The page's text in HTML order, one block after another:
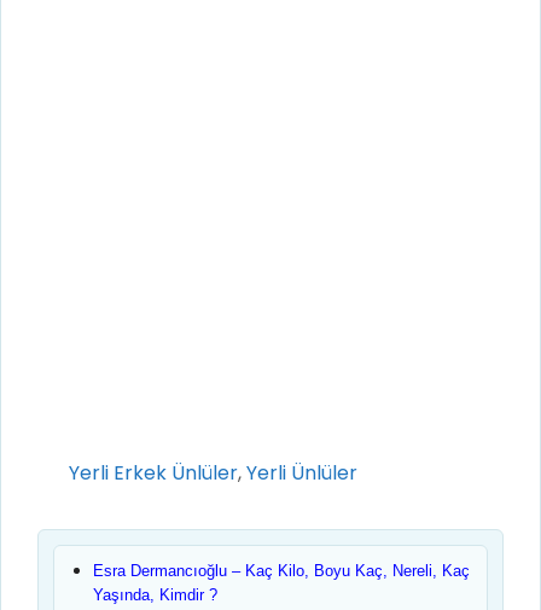
Kategoriler
Yerli Erkek Ünlüler,Yerli Ünlüler
Esra Dermancıoğlu – Kaç Kilo, Boyu Kaç, Nereli, Kaç
Yaşında, Kimdir ?